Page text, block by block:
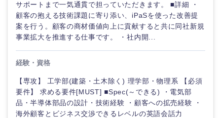
サポートまで一気通貫で担っていただきます。 ■詳細 ・
顧客の抱える技術課題に寄り添い、iPaSを使った改善提
案を行う。顧客の商材価値向上に貢献すると共に同社新規
事業拡大を推進する仕事です。 ・社内開...
経験・資格
【専攻】 工学部(建築・土木除く) 理学部・物理系 【必須
要件】 求める要件[MUST] ■Spec(～できる) ・電気部
品・半導体部品の設計・技術経験 ・顧客への拡売経験 ・
海外顧客とビジネス交渉できるレベルの英語会話力